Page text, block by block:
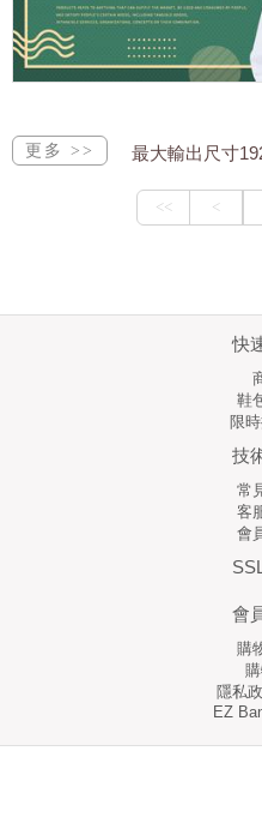
快
鞋
限
技
常
客
會
會
購
隱私
EZ